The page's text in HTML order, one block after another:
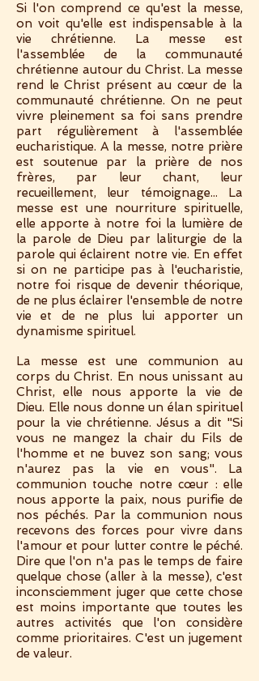
Si l'on comprend ce qu'est la messe,
on voit qu'elle est indispensable à la
vie chrétienne. La messe est
l'assemblée de la communauté
chrétienne autour du Christ. La messe
rend le Christ présent au cœur de la
communauté chrétienne. On ne peut
vivre pleinement sa foi sans prendre
part régulièrement à l'assemblée
eucharistique. A la messe, notre prière
est soutenue par la prière de nos
frères, par leur chant, leur
recueillement, leur témoignage... La
messe est une nourriture spirituelle,
elle apporte à notre foi la lumière de
la parole de Dieu par laliturgie de la
parole qui éclairent notre vie. En effet
si on ne participe pas à l'eucharistie,
notre foi risque de devenir théorique,
de ne plus éclairer l'ensemble de notre
vie et de ne plus lui apporter un
dynamisme spirituel.
La messe est une communion au
corps du Christ. En nous unissant au
Christ, elle nous apporte la vie de
Dieu. Elle nous donne un élan spirituel
pour la vie chrétienne. Jésus a dit "Si
vous ne mangez la chair du Fils de
l'homme et ne buvez son sang; vous
n'aurez pas la vie en vous". La
communion touche notre cœur : elle
nous apporte la paix, nous purifie de
nos péchés. Par la communion nous
recevons des forces pour vivre dans
l'amour et pour lutter contre le péché.
Dire que l'on n'a pas le temps de faire
quelque chose (aller à la messe), c'est
inconsciemment juger que cette chose
est moins importante que toutes les
autres activités que l'on considère
comme prioritaires. C'est un jugement
de valeur.